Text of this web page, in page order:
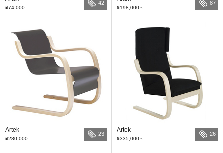
¥74,000
42
¥198,000～
87
Artek
¥280,000
23
Artek
¥335,000～
26